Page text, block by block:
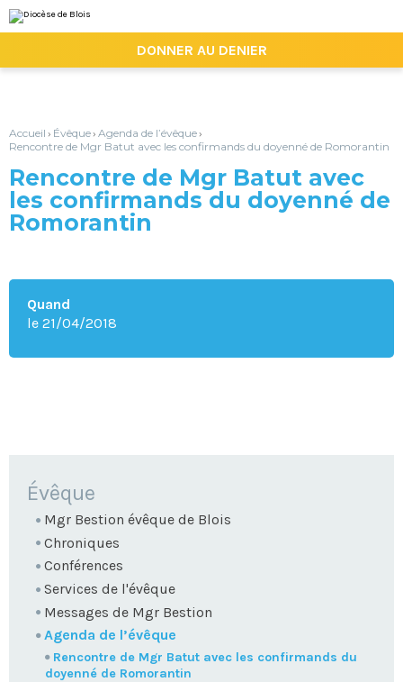
au
contenu.
la
personnels
DONNER AU DENIER
Accueil › Évêque› Agenda de l’évêque›
Rencontre de Mgr Batut avec les confirmands du doyenné de Romorantin
Rencontre de Mgr Batut avec
les confirmands du doyenné de
Romorantin
Quand
le 21/04/2018
NAVIGATION
Évêque
Mgr Bestion évêque de Blois
Chroniques
Conférences
Services de l'évêque
Messages de Mgr Bestion
Agenda de l’évêque
Rencontre de Mgr Batut avec les confirmands du
doyenné de Romorantin